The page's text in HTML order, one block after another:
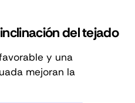
del tejado
y una
mejoran la